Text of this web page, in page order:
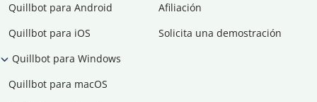
Quillbot para Android
Quillbot para iOS
Quillbot para Windows
Quillbot para macOS
Afiliación
Solicita una demostración